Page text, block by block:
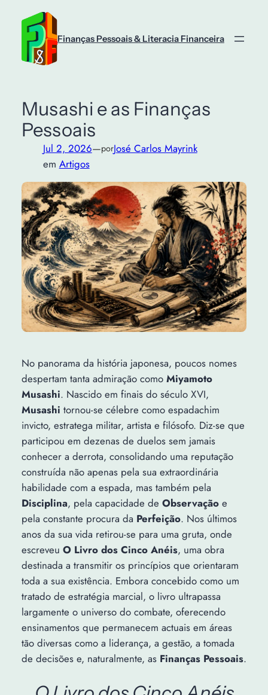
conteúdo
Finanças Pessoais & Literacia Financeira
Musashi e as Finanças
Pessoais
Jul 2, 2026—porJosé Carlos Mayrink
em Artigos
No panorama da história japonesa, poucos nomes
despertam tanta admiração como Miyamoto
Musashi. Nascido em finais do século XVI,
Musashi tornou-se célebre como espadachim
invicto, estratega militar, artista e filósofo. Diz-se que
participou em dezenas de duelos sem jamais
conhecer a derrota, consolidando uma reputação
construída não apenas pela sua extraordinária
habilidade com a espada, mas também pela
Disciplina, pela capacidade de Observaçãoe
pela constante procura da Perfeição. Nos últimos
anos da sua vida retirou-se para uma gruta, onde
escreveu O Livro dos Cinco Anéis, uma obra
destinada a transmitir os princípios que orientaram
toda a sua existência. Embora concebido como um
tratado de estratégia marcial, o livro ultrapassa
largamente o universo do combate, oferecendo
ensinamentos que permanecem actuais em áreas
tão diversas como a liderança, a gestão, a tomada
de decisões e, naturalmente, as Finanças Pessoais.